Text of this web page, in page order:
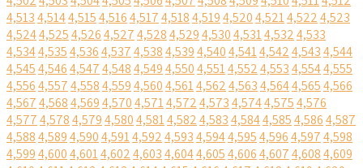
4,5134,5144,5154,5164,5174,5184,5194,5204,5214,5224,523
4,5244,5254,5264,5274,5284,5294,5304,5314,5324,533
4,5344,5354,5364,5374,5384,5394,5404,5414,5424,5434,544
4,5454,5464,5474,5484,5494,5504,5514,5524,5534,5544,555
4,5564,5574,5584,5594,5604,5614,5624,5634,5644,5654,566
4,5674,5684,5694,5704,5714,5724,5734,5744,5754,576
4,5774,5784,5794,5804,5814,5824,5834,5844,5854,5864,587
4,5884,5894,5904,5914,5924,5934,5944,5954,5964,5974,598
4,5994,6004,6014,6024,6034,6044,6054,6064,6074,6084,609